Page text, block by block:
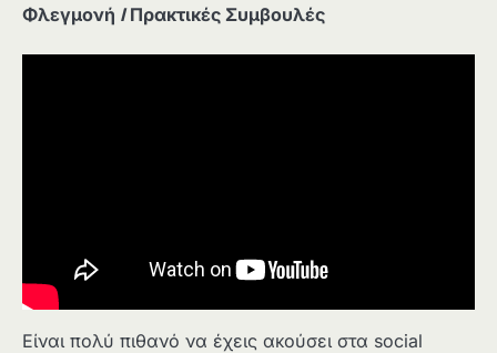
Φλεγμονή ΙΠρακτικές Συμβουλές
Είναι πολύ πιθανό να έχεις ακούσει στα social